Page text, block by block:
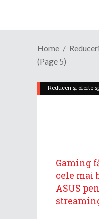
Home
(Page 5)
Reduceri și oferte
Gaming
cele mai
ASUS